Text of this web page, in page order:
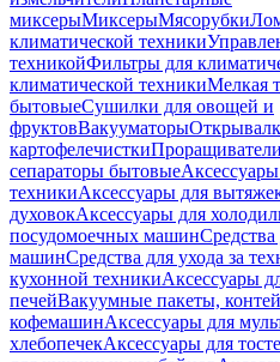
миксерыМиксерыМясорубки
климатической техники
техникойФильтры для
климатической техникиМелкая
бытовыеСушилки для овощей и
фруктовВакууматоры
картофелечистки
сепараторы бытовые
техникиАксессуары для
духовокАксессуары для
посудомоечных машин
машинСредства для ухода за
кухонной техникиАксессуары
печейВакуумные пакеты,
кофемашинАксессуары для
хлебопечекАксессуары для